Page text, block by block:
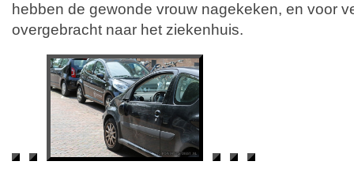
hebben de gewonde vrouw nagekeken, en voor
overgebracht naar het ziekenhuis.